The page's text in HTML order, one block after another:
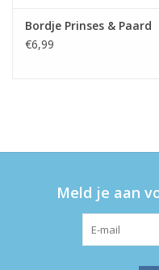
Bordje Prinses & Paard
€6,99
Meld je aan